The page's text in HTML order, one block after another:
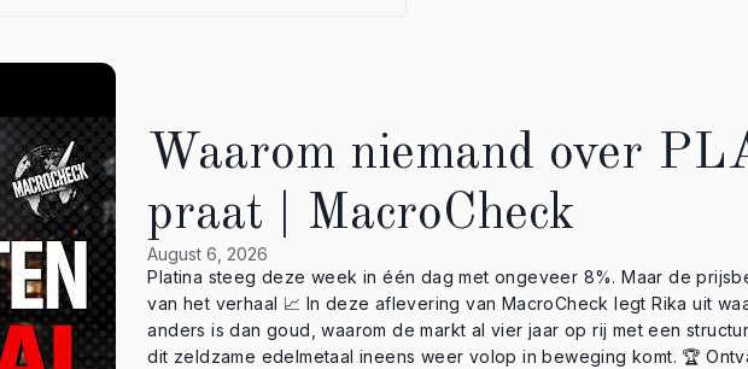
Waarom niemand over
praat | MacroCheck
August 6, 2026
Platina steeg deze week in één dag met ongeveer 8%. Maar de
van het verhaal 📈 In deze aflevering van MacroCheck legt Rika uit waarom platina fundamenteel
anders is dan goud, waarom de markt al vier jaar op rij met een
dit zeldzame edelmetaal ineens weer volop in beweging komt. 🏆 Ontvang maandelijks 50% korting